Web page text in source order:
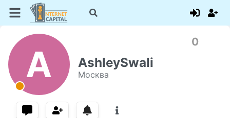
A AshleySwali
Москва
0